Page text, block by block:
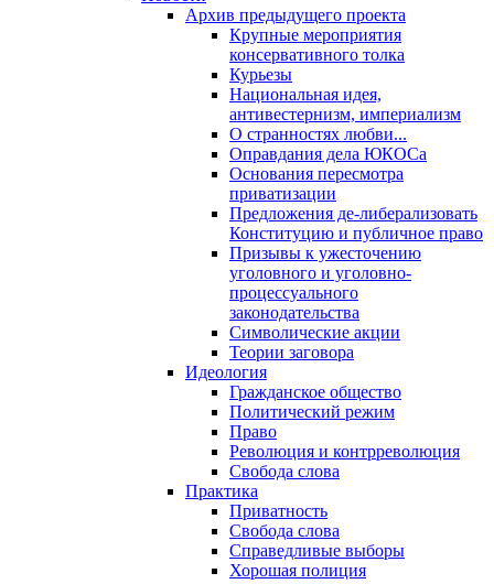
Архив предыдущего проекта
Крупные мероприятия
консервативного толка
Курьезы
Национальная идея,
антивестернизм, империализм
О странностях любви...
Оправдания дела ЮКОСа
Основания пересмотра
приватизации
Предложения де-либерализовать
Конституцию и публичное право
Призывы к ужесточению
уголовного и уголовно-
процессуального
законодательства
Символические акции
Теории заговора
Идеология
Гражданское общество
Политический режим
Право
Революция и контрреволюция
Свобода слова
Практика
Приватность
Свобода слова
Справедливые выборы
Хорошая полиция